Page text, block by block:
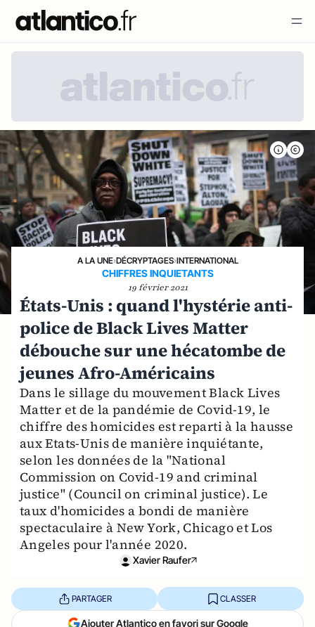
A LA UNE›DÉCRYPTAGES›INTERNATIONAL
CHIFFRES INQUIETANTS
19 février 2021
États-Unis : quand l'hystérie anti-
police de Black Lives Matter
débouche sur une hécatombe de
jeunes Afro-Américains
Dans le sillage du mouvement Black Lives
Matter et de la pandémie de Covid-19, le
chiffre des homicides est reparti à la hausse
aux Etats-Unis de manière inquiétante,
selon les données de la "National
Commission on Covid-19 and criminal
justice" (Council on criminal justice). Le
taux d'homicides a bondi de manière
spectaculaire à New York, Chicago et Los
Angeles pour l'année 2020.
Xavier Raufer
PARTAGER CLASSER
Ajouter Atlantico en favori sur Google